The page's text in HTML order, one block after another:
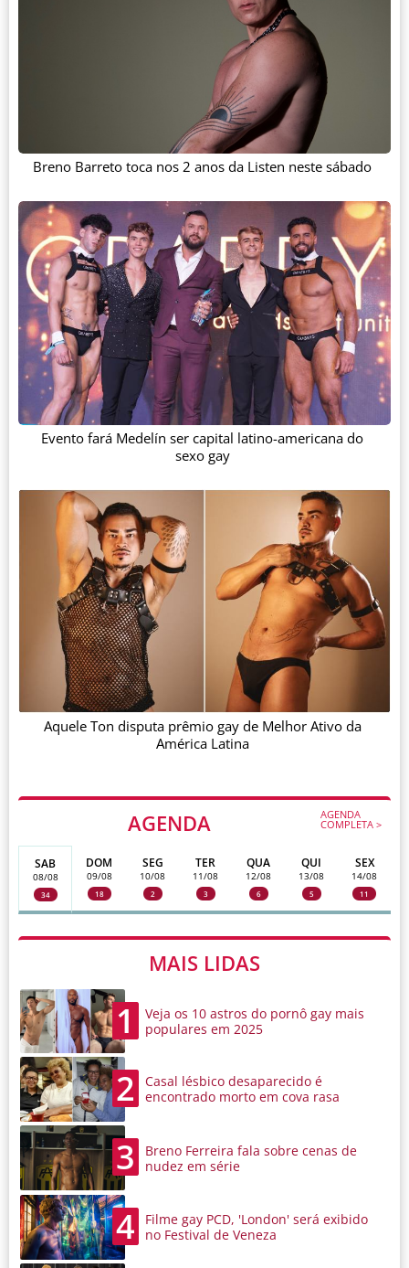
AGENDA AGENDA
COMPLETA >
SAB
08/08
34
DOM
09/08
18
SEG
10/08
2
TER
11/08
3
QUA
12/08
6
QUI
13/08
5
SEX
14/08
11
MAIS LIDAS
1
Veja os 10 astros do pornô gay mais
populares em 2025
2
Casal lésbico desaparecido é
encontrado morto em cova rasa
3
Breno Ferreira fala sobre cenas de
nudez em série
4
Filme gay PCD, 'London' será exibido
no Festival de Veneza
Breno Barreto toca nos 2 anos da Listen neste sábado
Evento fará Medelín ser capital latino-americana do
sexo gay
Aquele Ton disputa prêmio gay de Melhor Ativo da
América Latina